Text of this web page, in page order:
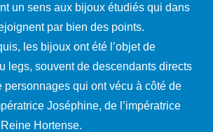
un sens aux bijoux étudiés qui dans
par bien des points.
les bijoux ont été l’objet de
legs, souvent de descendants directs
personnages qui ont vécu à côté de
Joséphine, de l’impératrice
Hortense.